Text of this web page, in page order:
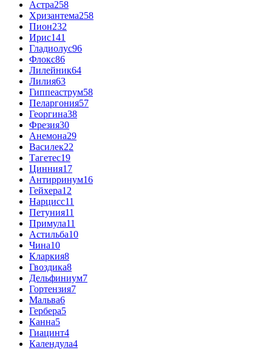
Астра258
Хризантема258
Пион232
Ирис141
Гладиолус96
Флокс86
Лилейник64
Лилия63
Гиппеаструм58
Пеларгония57
Георгина38
Фрезия30
Анемона29
Василек22
Тагетес19
Цинния17
Антирринум16
Гейхера12
Нарцисс11
Петуния11
Примула11
Астильба10
Чина10
Кларкия8
Гвоздика8
Дельфиниум7
Гортензия7
Мальва6
Гербера5
Канна5
Гиацинт4
Календула4